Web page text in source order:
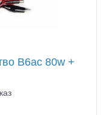
B6ac 80w +